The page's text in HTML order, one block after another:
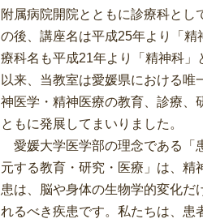
附属病院開院とともに診療科とし
の後、講座名は平成25年より「精
療科名も平成21年より「精神科」
以来、当教室は愛媛県における唯
神医学・精神医療の教育、診療、
ともに発展してまいりました。
愛媛大学医学部の理念である「
元する教育・研究・医療」は、
患は、脳や身体の生物学的変化だ
れるべき疾患です。私たちは、患